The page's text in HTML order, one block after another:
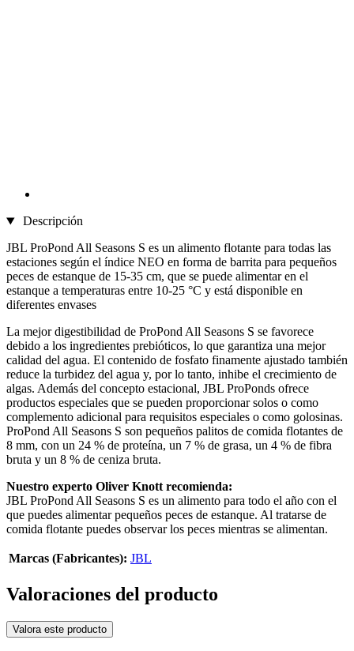
Descripción
JBL ProPond All Seasons S es un alimento flotante para todas las
estaciones según el índice NEO en forma de barrita para pequeños
peces de estanque de 15-35 cm, que se puede alimentar en el
estanque a temperaturas entre 10-25 °C y está disponible en
diferentes envases
La mejor digestibilidad de ProPond All Seasons S se favorece
debido a los ingredientes prebióticos, lo que garantiza una mejor
calidad del agua. El contenido de fosfato finamente ajustado también
reduce la turbidez del agua y, por lo tanto, inhibe el crecimiento de
algas. Además del concepto estacional, JBL ProPonds ofrece
productos especiales que se pueden proporcionar solos o como
complemento adicional para requisitos especiales o como golosinas.
ProPond All Seasons S son pequeños palitos de comida flotantes de
8 mm, con un 24 % de proteína, un 7 % de grasa, un 4 % de fibra
bruta y un 8 % de ceniza bruta.
Nuestro experto Oliver Knott recomienda:
JBL ProPond All Seasons S es un alimento para todo el año con el
que puedes alimentar pequeños peces de estanque. Al tratarse de
comida flotante puedes observar los peces mientras se alimentan.
Marcas (Fabricantes): JBL
Valoraciones del producto
Valora este producto